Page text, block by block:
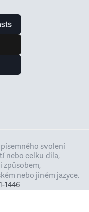
svolení
nebo celku díla,
způsobem,
nebo jiném jazyce.
1446